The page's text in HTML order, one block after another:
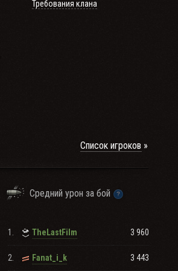
Требования клана
Список игроков
Средний урон за бой
1. TheLastFilm 3 960
2. Fanat_i_k 3 443